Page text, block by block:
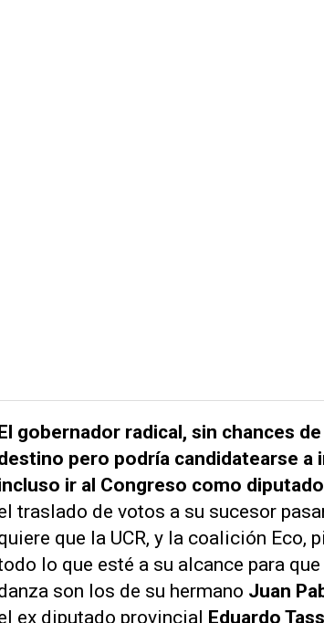
gobernador radical, sin chances
pero podría candidatearse
ir al Congreso como
traslado de votos a su sucesor
que la UCR, y la coalición Eco,
lo que esté a su alcance para
son los de su hermano Juan
ex diputado provincial Eduardo